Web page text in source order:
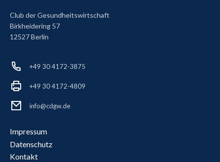
Club der Gesundheitswirtschaft
Birkheidering 57
12527 Berlin
+49 30 4172-3875
+49 30 4172-4809
info@cdgw.de
Impressum
Datenschutz
Kontakt